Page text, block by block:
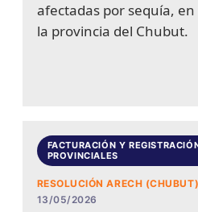
afectadas por sequía,
la provincia del Chubut.
FACTURACIÓN Y
PROVINCIALES
RESOLUCIÓN ARECH
13/05/2026